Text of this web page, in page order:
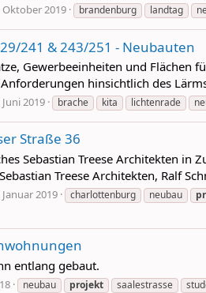
Oktober 2019 brandenburg landtag
241 & 243/251 - Neubauten
Gewerbeeinheiten und Flächen
hinsichtlich des
Juni 2019 brache kita lichtenrade
Straße 36
Sebastian Treese Architekten
Treese Architekten, Ralf
Januar 2019 charlottenburg neubau
entlang gebaut.
neubau projekt saalestrasse